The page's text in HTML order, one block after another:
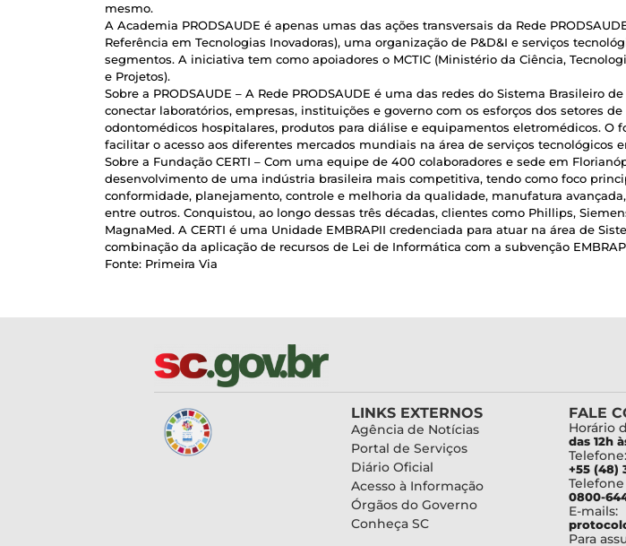
mesmo.
A Academia PRODSAUDE é apenas umas das ações transversais da Rede
Referência em Tecnologias Inovadoras), uma organização de P&D&I e serviços
segmentos. A iniciativa tem como apoiadores o MCTIC (Ministério da Ciência,
e Projetos).
Sobre a PRODSAUDE – A Rede PRODSAUDE é uma das redes do Sistema Brasileiro
conectar laboratórios, empresas, instituições e governo com os esforços dos setores
odontomédicos hospitalares, produtos para diálise e equipamentos eletromédicos. O
facilitar o acesso aos diferentes mercados mundiais na área de serviços tecnológicos
Sobre a Fundação CERTI – Com uma equipe de 400 colaboradores e sede em
desenvolvimento de uma indústria brasileira mais competitiva, tendo como foco
conformidade, planejamento, controle e melhoria da qualidade, manufatura
entre outros. Conquistou, ao longo dessas três décadas, clientes como Phillips,
MagnaMed. A CERTI é uma Unidade EMBRAPII credenciada para atuar na área de
combinação da aplicação de recursos de Lei de Informática com a subvenção
Fonte: Primeira Via
LINKS EXTERNOS
Agência de Notícias
Portal de Serviços
Diário Oficial
Acesso à Informação
Órgãos do Governo
Conheça SC
FALE
Horário
das 12h
Telefone:
+55 (48)
0800-
E-mails:
Para